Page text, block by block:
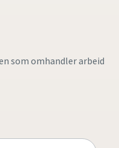
som omhandler arbeid